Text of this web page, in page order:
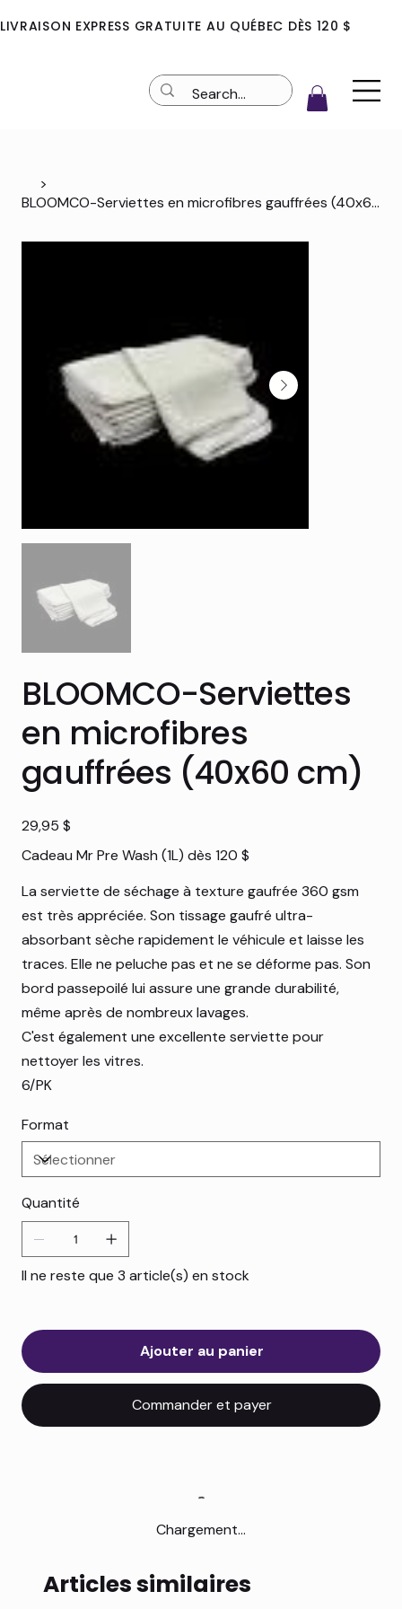
LIVRAISON EXPRESS GRATUITE AU QUÉBEC DÈS 120 $
>
BLOOMCO-Serviettes en microfibres gauffrées (40x60 cm)
BLOOMCO-Serviettes
en microfibres
gauffrées (40x60 cm)
Prix
29,95 $
Cadeau Mr Pre Wash (1L) dès 120 $
La serviette de séchage à texture gaufrée 360 gsm
est très appréciée. Son tissage gaufré ultra-
absorbant sèche rapidement le véhicule et laisse les
traces. Elle ne peluche pas et ne se déforme pas. Son
bord passepoilé lui assure une grande durabilité,
même après de nombreux lavages.
C'est également une excellente serviette pour
nettoyer les vitres.
6/PK
Format
Quantité
Il ne reste que 3 article(s) en stock
Ajouter au panier
Commander et payer
Chargement...
Articles similaires